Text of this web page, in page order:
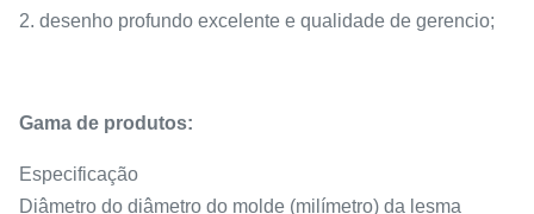
2. desenho profundo excelente e qualidade de gerencio;
Gama de produtos:
Especificação
Diâmetro do diâmetro do molde (milímetro) da lesma